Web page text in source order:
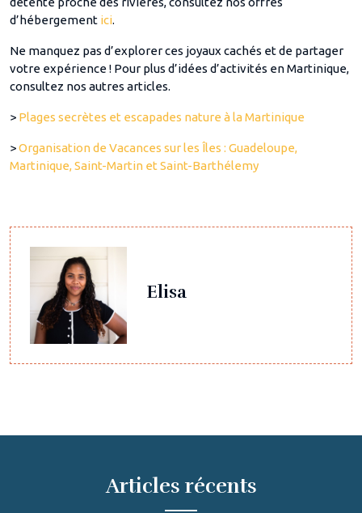
d’hébergement ici.
Ne manquez pas d’explorer ces joyaux cachés et de partager
votre expérience ! Pour plus d’idées d’activités en Martinique,
consultez nos autres articles.
> Plages secrètes et escapades nature à la Martinique
>Organisation de Vacances sur les Îles : Guadeloupe,
Martinique, Saint-Martin et Saint-Barthélemy
Elisa
Articles récents